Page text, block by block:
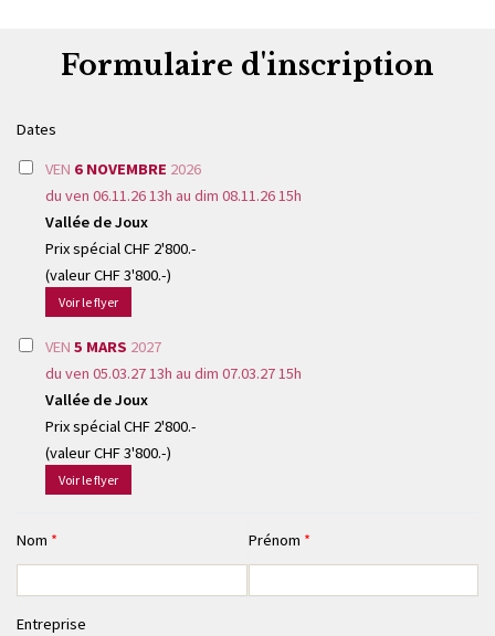
Formulaire d'inscription
Dates
VEN 6 NOVEMBRE 2026
du ven 06.11.26 13h au dim 08.11.26 15h
Vallée de Joux
Prix spécial CHF 2'800.-
(valeur CHF 3'800.-)
Voir le flyer
VEN 5 MARS 2027
du ven 05.03.27 13h au dim 07.03.27 15h
Vallée de Joux
Prix spécial CHF 2'800.-
(valeur CHF 3'800.-)
Voir le flyer
Nom * Prénom *
Entreprise